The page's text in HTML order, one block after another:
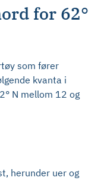
for 62°
som fører
kvanta i
N mellom 12 og
herunder uer og